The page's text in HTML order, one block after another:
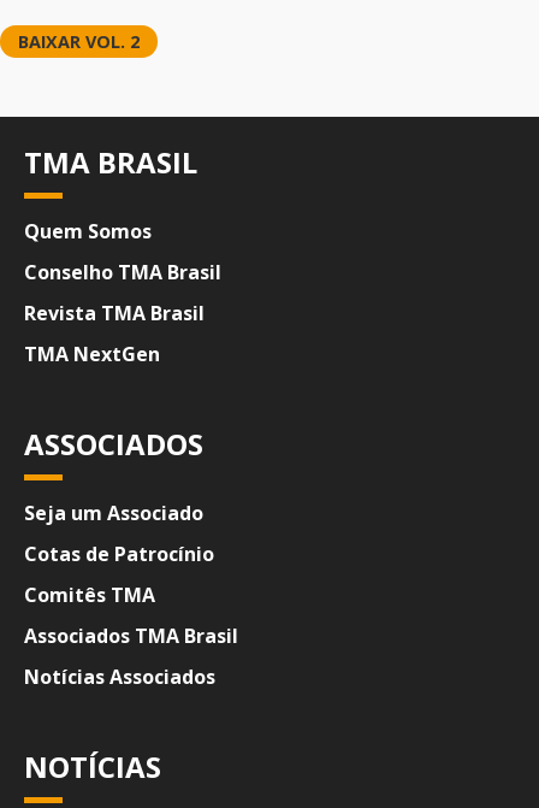
BAIXAR VOL. 2
TMA BRASIL
Quem Somos
Conselho TMA Brasil
Revista TMA Brasil
TMA NextGen
ASSOCIADOS
Seja um Associado
Cotas de Patrocínio
Comitês TMA
Associados TMA Brasil
Notícias Associados
NOTÍCIAS